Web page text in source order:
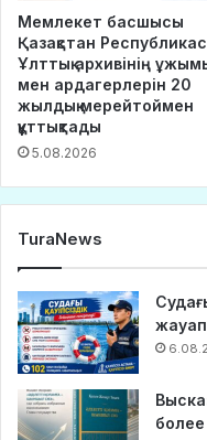
Мемлекет басшысы
Қазақстан
Ұлттық архивінің
мен ардагерлерін 20
жылдық мерейтоймен
құттықтады
5.08.2026
TuraNews